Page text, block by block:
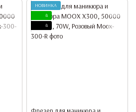
НОВИНКА
4
4